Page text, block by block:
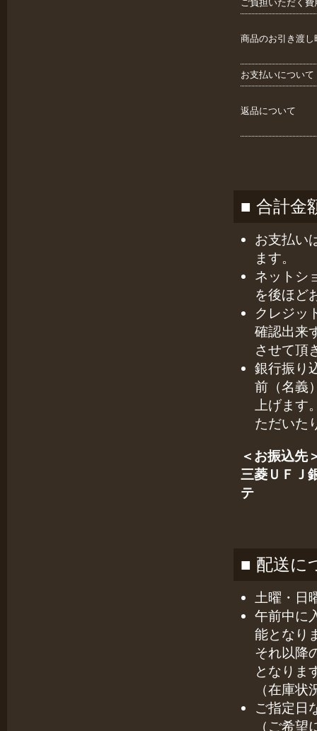
ご負担いただく費
商品のお引き渡し
お支払いについて
返品について
■ 合計金
お支払い
ます。
ネットシ
を後ほど
クレジッ
確認出来
させて頂
銀行振り
前（名義
上げま
ただいた
＜お振込先
三菱ＵＦ
テ
■ 配送に
土曜・日
午前中に
能となり
それ以降
となりま
（在庫
ご指定日
（ご希